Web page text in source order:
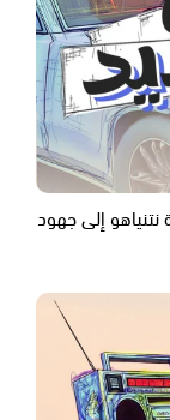
إلى جهود